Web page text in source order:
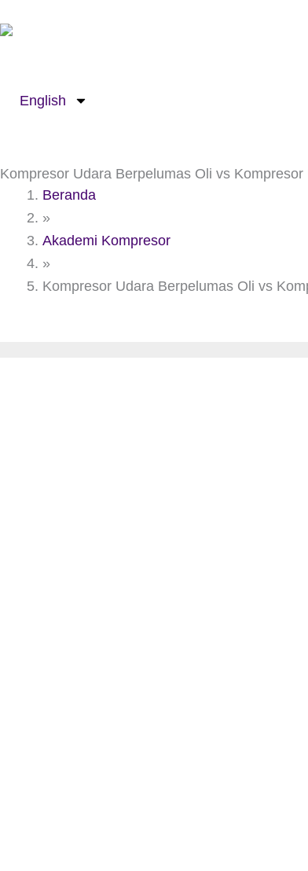
ke
English
Kompresor Udara Berpelumas Oli vs
Beranda
»
Akademi Kompresor
»
Kompresor Udara Berpelumas Oli vs